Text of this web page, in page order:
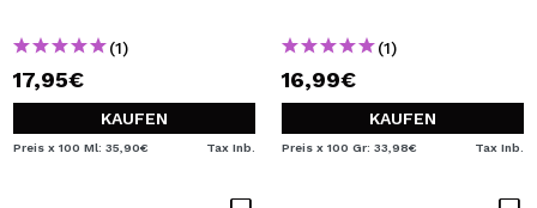
(1)
17,95€
KAUFEN
Preis x 100 Ml: 35,90€ Tax Inb.
(1)
16,99€
KAUFEN
Preis x 100 Gr: 33,98€ Tax Inb.